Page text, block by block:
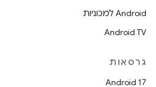
Android למכוניות
Android TV
גרסאות
Android 17